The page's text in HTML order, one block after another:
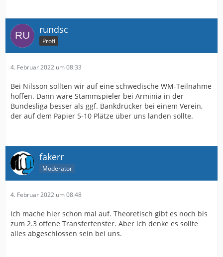
rundsc
Profi
4. Februar 2022 um 08:33
Bei Nilsson sollten wir auf eine schwedische WM-Teilnahme
hoffen. Dann wäre Stammspieler bei Arminia in der
Bundesliga besser als ggf. Bankdrücker bei einem Verein,
der auf dem Papier 5-10 Plätze über uns landen sollte.
fakerr
Moderator
4. Februar 2022 um 08:48
Ich mache hier schon mal auf. Theoretisch gibt es noch bis
zum 2.3 offene Transferfenster. Aber ich denke es sollte
alles abgeschlossen sein bei uns.